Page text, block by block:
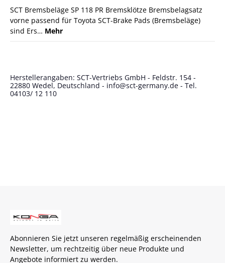
SCT Bremsbeläge SP 118 PR Bremsklötze Bremsbelagsatz
vorne passend für Toyota SCT-Brake Pads (Bremsbeläge)
sind Ers… Mehr
Herstellerangaben: SCT-Vertriebs GmbH - Feldstr. 154 -
22880 Wedel, Deutschland - info@sct-germany.de - Tel.
04103/ 12 110
Abonnieren Sie jetzt unseren regelmäßig erscheinenden
Newsletter, um rechtzeitig über neue Produkte und
Angebote informiert zu werden.